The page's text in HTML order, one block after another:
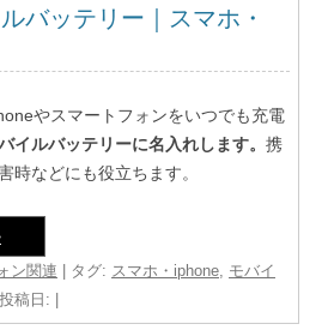
バッテリー｜スマホ・
やスマートフォンをいつでも充電
イルバッテリーに名入れします。 携
時などにも役立ちます。
ン関連 | タグ: スマホ・iphone, モバイ
稿日: